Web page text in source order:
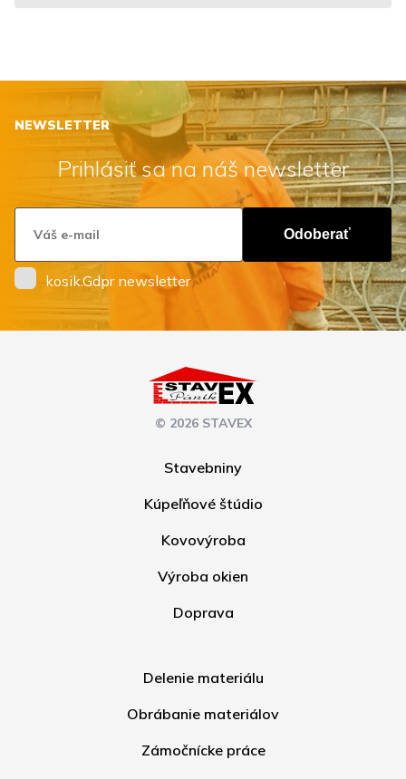
NEWSLETTER
Prihlásiť sa na náš newsletter
Odoberať
kosik.Gdpr newsletter
© 2026 STAVEX
Stavebniny
Kúpeľňové štúdio
Kovovýroba
Výroba okien
Doprava
Delenie materiálu
Obrábanie materiálov
Zámočnícke práce